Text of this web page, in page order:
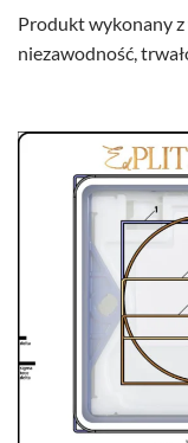
Produkt wykonany
niezawodność,